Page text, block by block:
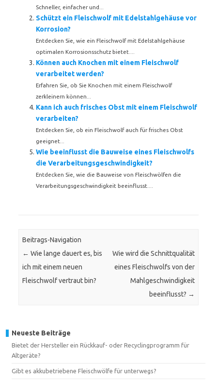
Schneller, einfacher und...
Schützt ein Fleischwolf mit Edelstahlgehäuse vor
Korrosion?
Entdecken Sie, wie ein Fleischwolf mit Edelstahlgehäuse
optimalen Korrosionsschutz bietet....
Können auch Knochen mit einem Fleischwolf
verarbeitet werden?
Erfahren Sie, ob Sie Knochen mit einem Fleischwolf
zerkleinern können...
Kann ich auch frisches Obst mit einem Fleischwolf
verarbeiten?
Entdecken Sie, ob ein Fleischwolf auch für frisches Obst
geeignet...
Wie beeinflusst die Bauweise eines Fleischwolfs
die Verarbeitungsgeschwindigkeit?
Entdecken Sie, wie die Bauweise von Fleischwölfen die
Verarbeitungsgeschwindigkeit beeinflusst....
Beitrags-Navigation
← Wie lange dauert es, bis
ich mit einem neuen
Fleischwolf vertraut bin?
Wie wird die Schnittqualität
eines Fleischwolfs von der
Mahlgeschwindigkeit
beeinflusst? →
Neueste Beiträge
Bietet der Hersteller ein Rückkauf- oder Recyclingprogramm für
Altgeräte?
Gibt es akkubetriebene Fleischwölfe für unterwegs?